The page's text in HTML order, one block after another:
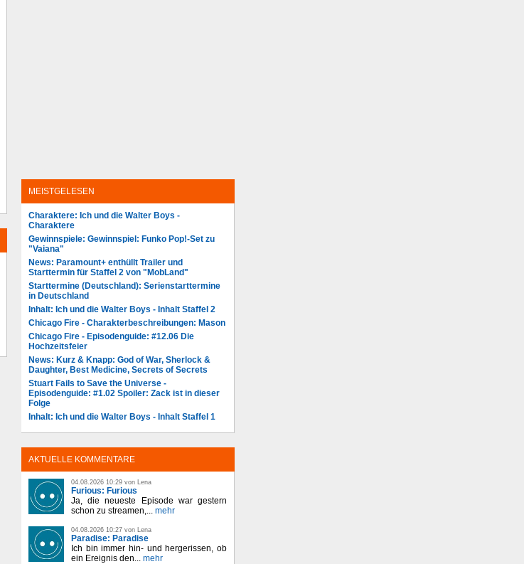
MEISTGELESEN
Charaktere: Ich und die Walter Boys -
Charaktere
Gewinnspiele: Gewinnspiel: Funko Pop!-Set zu
"Vaiana"
News: Paramount+ enthüllt Trailer und
Starttermin für Staffel 2 von "MobLand"
Starttermine (Deutschland): Serienstarttermine
in Deutschland
Inhalt: Ich und die Walter Boys - Inhalt Staffel 2
Chicago Fire - Charakterbeschreibungen: Mason
Chicago Fire - Episodenguide: #12.06 Die
Hochzeitsfeier
News: Kurz & Knapp: God of War, Sherlock &
Daughter, Best Medicine, Secrets of Secrets
Stuart Fails to Save the Universe -
Episodenguide: #1.02 Spoiler: Zack ist in dieser
Folge
Inhalt: Ich und die Walter Boys - Inhalt Staffel 1
AKTUELLE KOMMENTARE
04.08.2026 10:29 von Lena
Furious: Furious
Ja, die neueste Episode war gestern
schon zu streamen,... mehr
04.08.2026 10:27 von Lena
Paradise: Paradise
Ich bin immer hin- und hergerissen, ob
ein Ereignis den... mehr